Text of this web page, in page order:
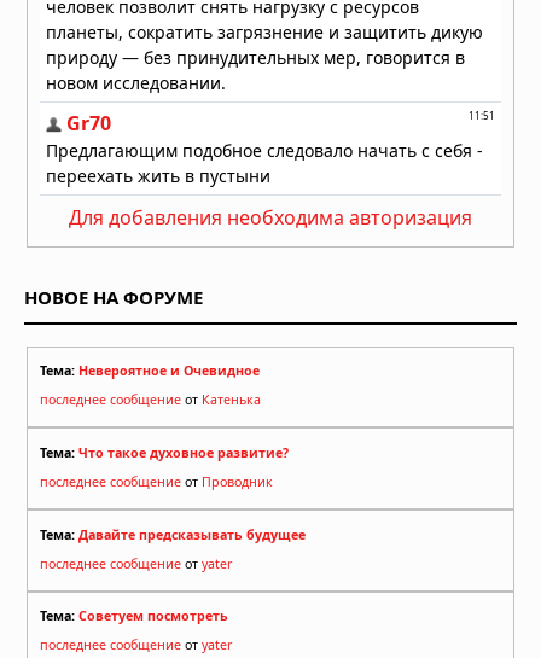
Для добавления необходима авторизация
НОВОЕ НА ФОРУМЕ
Тема: Невероятное и Очевидное
последнее сообщение от Катенька
Тема: Что такое духовное развитие?
последнее сообщение от Проводник
Тема: Давайте предсказывать будущее
последнее сообщение от yater
Тема: Советуем посмотреть
последнее сообщение от yater